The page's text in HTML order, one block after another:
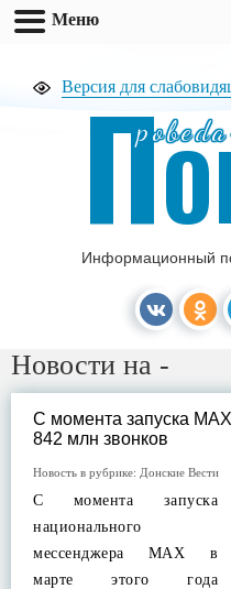
Версия для
П
Информационный
Новости на -
С момента запуска
842 млн звонков
Новость в рубрике: Донские Вести
С момента запуска
национального
мессенджера МАХ в
марте этого года
Меню